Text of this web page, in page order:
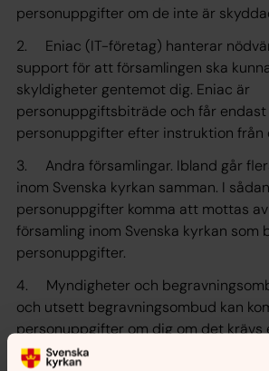
personuppgifter om de inte är
2. Eniac (IT-företag) hanterar
support för att församlingen ska
skyldigheter gentemot dig. Eniac är
personuppgiftsbiträde och får endast
personuppgifter efter instruktion från
3. Andra församlingar. Ibland går
inom Svenska kyrkan samman. I
personuppgifter komma att mottas
församling inom Svenska kyrkan som
personuppgifter.
4. Myndigheter och
och utsett begravningsombud kan
personuppgifter om dig om det krävs
begravningsombud övervakar